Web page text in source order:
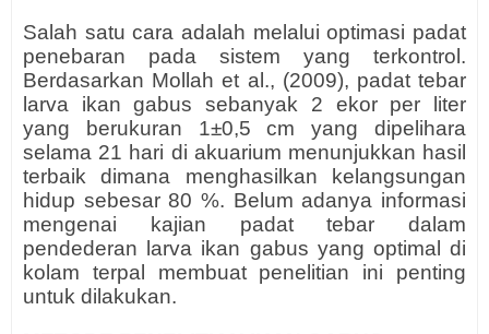
Salah satu cara adalah melalui optimasi padat
penebaran pada sistem yang terkontrol.
Berdasarkan Mollah et al., (2009), padat tebar
larva ikan gabus sebanyak 2 ekor per liter
yang berukuran 1±0,5 cm yang dipelihara
selama 21 hari di akuarium menunjukkan hasil
terbaik dimana menghasilkan kelangsungan
hidup sebesar 80 %. Belum adanya informasi
mengenai kajian padat tebar dalam
pendederan larva ikan gabus yang optimal di
kolam terpal membuat penelitian ini penting
untuk dilakukan.